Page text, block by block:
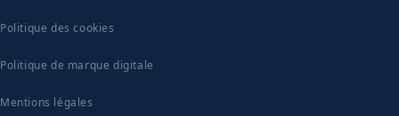
Politique des cookies
Politique de marque digitale
Mentions légales